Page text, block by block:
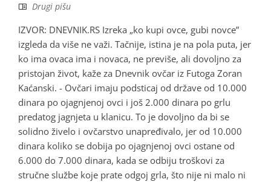
Drugi pišu
IZVOR: DNEVNIK.RS Izreka „ko kupi ovce, gubi novce”
izgleda da više ne važi. Tačnije, istina je na pola puta, jer
ko ima ovaca ima i novaca, ne previše, ali dovoljno za
pristojan život, kaže za Dnevnik ovčar iz Futoga Zoran
Kaćanski. - Ovčari imaju podsticaj od države od 10.000
dinara po ojagnjenoj ovci i još 2.000 dinara po grlu
predatog jagnjeta u klanicu. To je dovoljno da bi se
solidno živelo i ovčarstvo unapređivalo, jer od 10.000
dinara koliko se dobija po ojagnjenoj ovci ostane od
6.000 do 7.000 dinara, kada se odbiju troškovi za
stručne službe koje prate odgoj grla, što nije ni malo ni